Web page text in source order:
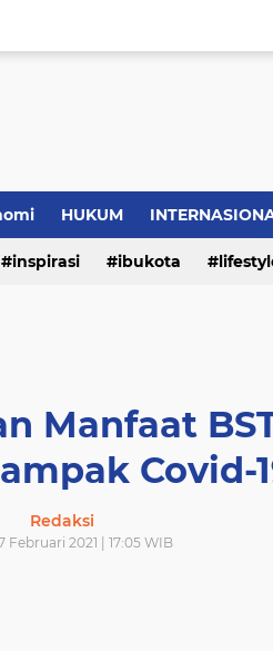
HUKUM
inspirasi ibukota
Manfaat
Covid-
Redaksi
Februari 2021 | 17:05 WIB